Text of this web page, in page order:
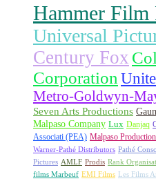
Hammer Film
Universal
Century Fox
Corporation
Metro-Goldwyn-
Seven Arts Productions
Malpaso Company Lux Danjaq
Associati (PEA) Malpaso
Warner-Pathé Distributors Pathé
Pictures AMLF Prodis Rank
films Marbeuf EMI Films Les Films